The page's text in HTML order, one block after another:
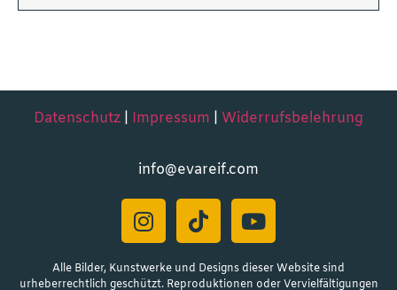
Datenschutz Impressum Widerrufsbelehrung
info@evareif.com
Alle Bilder, Kunstwerke und Designs dieser Website sind
urheberrechtlich geschützt. Reproduktionen oder Vervielfältigungen